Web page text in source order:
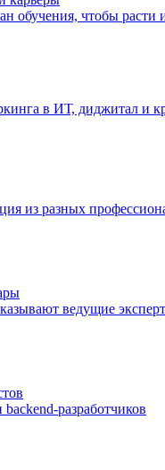
обучения, чтобы расти
в ИТ, диджитал и
из разных
ведущие
разработчиков